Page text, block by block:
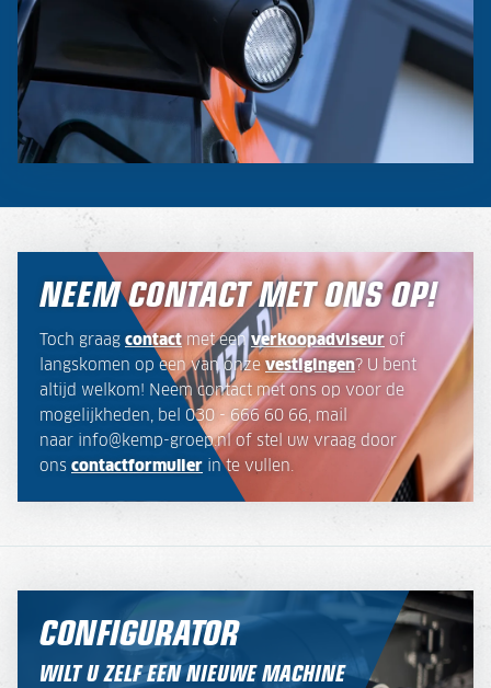
NEEM CONTACT MET ONS OP!
Toch graag contact met eenverkoopadviseur of
langskomen op een van onze vestigingen? U bent
altijd welkom! Neem contact met ons op voor de
mogelijkheden, bel 030 - 666 60 66, mail
naar info@kemp-groep.nl of stel uw vraag door
ons contactformulier in te vullen.
CONFIGURATOR
WILT U ZELF EEN NIEUWE MACHINE